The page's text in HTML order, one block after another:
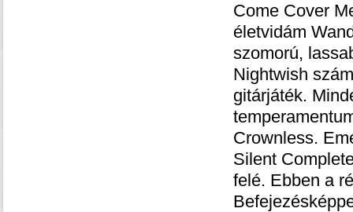
Come Cover
életvidám
szomorú,
Nightwish
gitárjáték.
Crownless.
Silent
felé. Ebben a